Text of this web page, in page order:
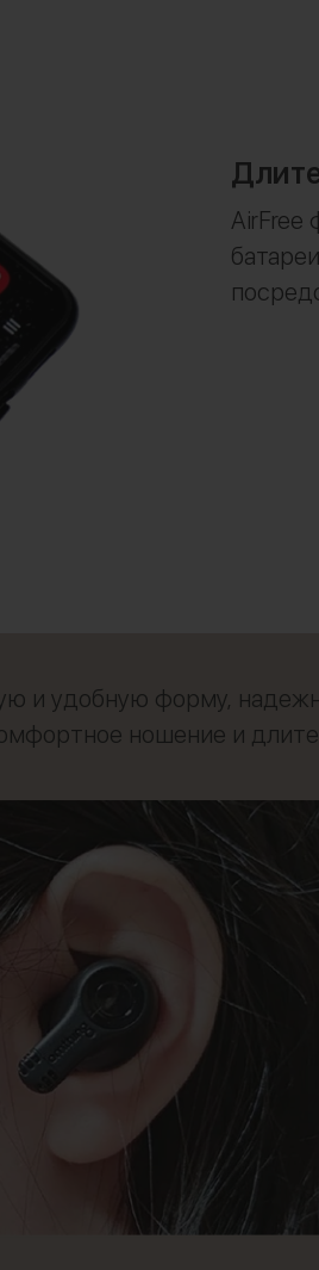
AirFree
и удобную форму,
ношение и